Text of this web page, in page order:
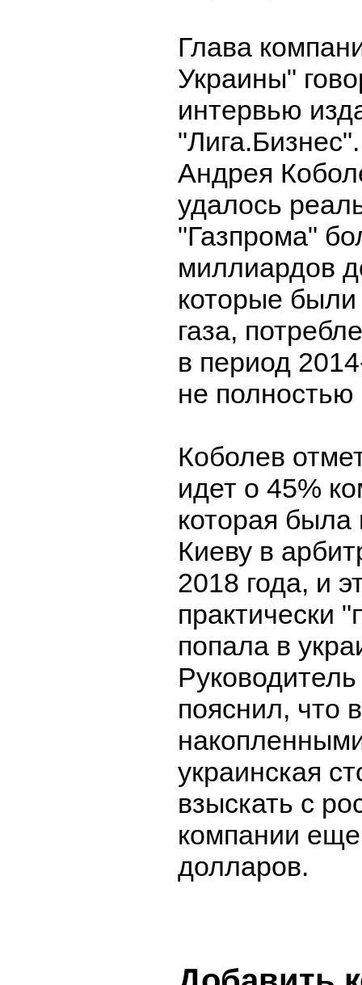
Глава
Украины"
интервью
Андрея
удалось
"Газпрома"
миллиардов
которые были
газа,
в период
не полностью
Коболев
идет о 45%
которая
Киеву в
2018 года, и
практически
попала в
пояснил, что
украинская
взыскать с
компании
долларов.